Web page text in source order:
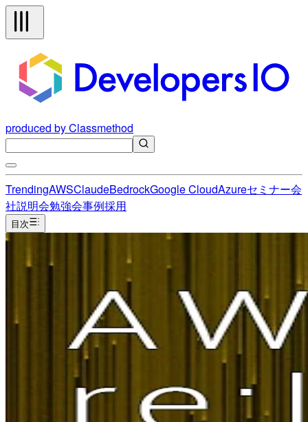
produced by Classmethod
TrendingAWSClaudeBedrockGoogle CloudAzureセミナー会
社説明会勉強会事例採用
目次